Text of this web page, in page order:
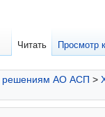
решениям АО АСП >
Читать Просмотр